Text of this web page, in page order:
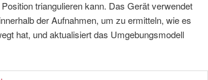
triangulieren kann. Das Gerät verwendet
der Aufnahmen, um zu ermitteln, wie es
hat, und aktualisiert das Umgebungsmodell